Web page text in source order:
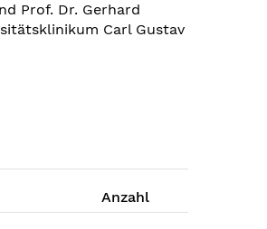
Prof. Dr. Gerhard
Carl Gustav
Anzahl